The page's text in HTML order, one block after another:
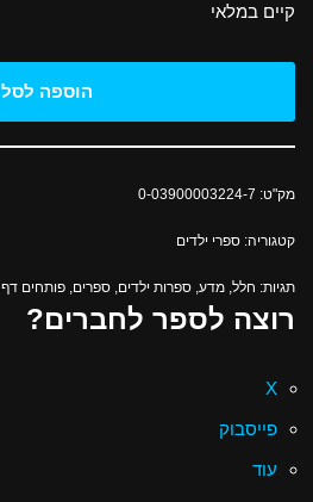
קיים במלאי
הוספה לסל
מק"ט: 0-03900003224-7
קטגוריה: ספרי ילדים
תגיות: חלל, מדע, ספרות ילדים, ספרים, פותחים דף
רוצה לספר לחברים?
X
פייסבוק
עוד